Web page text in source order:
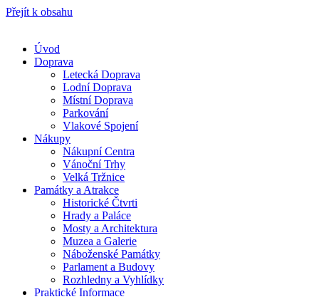
Přejít k obsahu
Úvod
Doprava
Letecká Doprava
Lodní Doprava
Místní Doprava
Parkování
Vlakové Spojení
Nákupy
Nákupní Centra
Vánoční Trhy
Velká Tržnice
Památky a Atrakce
Historické Čtvrti
Hrady a Paláce
Mosty a Architektura
Muzea a Galerie
Náboženské Památky
Parlament a Budovy
Rozhledny a Vyhlídky
Praktické Informace